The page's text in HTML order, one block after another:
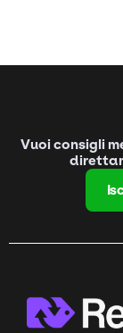
Vuoi consigli